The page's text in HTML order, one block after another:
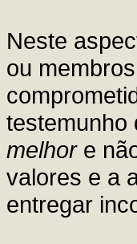
Neste
ou
testemunho
melhore
valores e a
entregar